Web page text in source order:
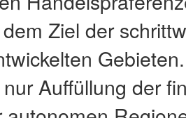
Ziel der
Auffüllung der